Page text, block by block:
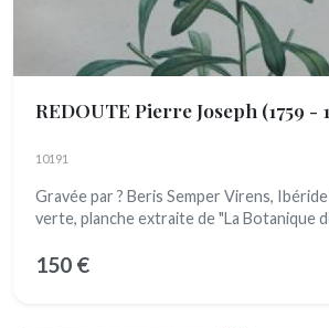
REDOUTE Pierre Joseph (1759 -
10191
Gravée par ? Beris Semper Virens,
verte, planche extraite de "La Botanique
150 €